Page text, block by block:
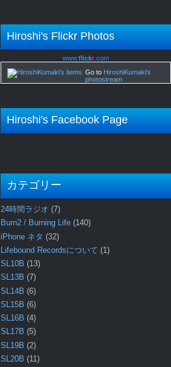
Hiroshi's Flickr Photos
www.flickr .com
Go to HiroshiKumaki's
photostream
Hiroshi's Facebook Page
カテゴリー
24時間ラジオ (7)
Burn2 / Burning Life (140)
iPhone ネタ (32)
Lifebound Recordsについて (1)
SL10B (13)
SL13B (7)
SL14B (6)
SL15B (6)
SL16B (4)
SL17B (5)
SL19B (2)
SL20B (11)